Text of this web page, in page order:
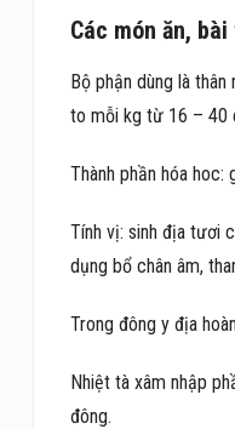
Các món ăn,
Bộ phận dùng là
to mỗi kg từ 16 – 40
Thành phần hóa
Tính vị: sinh địa tươi
dụng bổ chân âm,
Trong đông y địa
Nhiệt tà xâm nhập
đông.